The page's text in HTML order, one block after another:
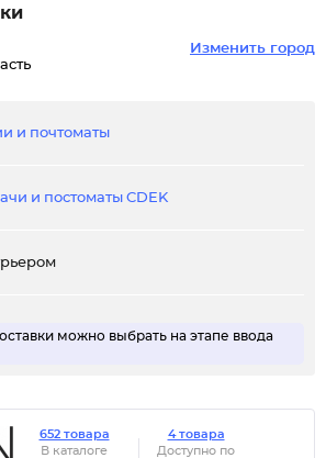
Изменить город
и почтоматы
и постоматы CDEK
можно выбрать на этапе ввода
652 товара
В каталоге
4 товара
Доступно по